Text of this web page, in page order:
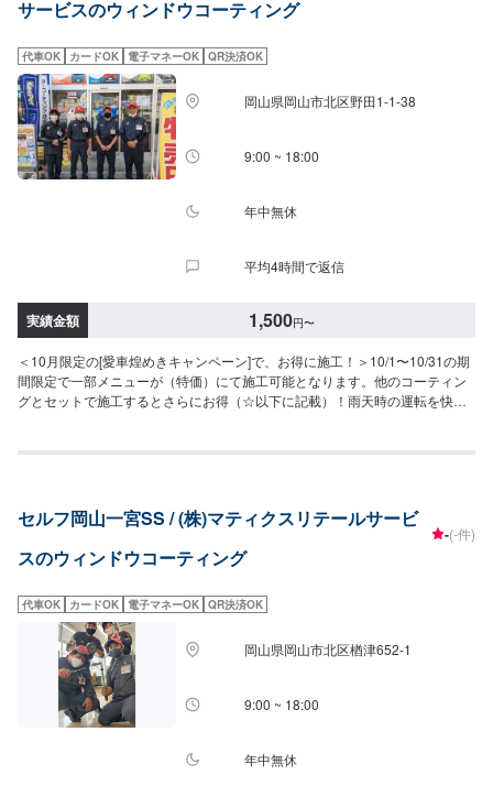
膜取り】（施工時間：10分〜）走行中に視界をさえぎるギラギラの油膜を特
2,000円［全面（サンルーフ含む）］SS／S／M：4,700円L／LL：5,800円
XL：6,500円【窓ガラスの”ウロコ”取り】（施工時間：30分〜）専用ケミカル
と道具でウロコをキレイに除去します。サイド：6,000円フロント・リア・ル
ーフ：12,000円※１枚あたりの価格です【バイザーコーティング】バイザー
部分の輝きが増し、水あかの付着を防ぎます。１枚あたり1,000円☆---10月
限定価格一覧---☆◎各メニュー特別価格（税込）◎[レンズ]・・・10月中の特
別価格＜A＞ヘッドライトクリーン＆プロテクト8,500円▶︎6,900円＜B＞レン
除く：11,000円▶︎9,200円[ガラス]・・・上記価格＜C＞超撥水ガラスコーテ
10,400円▶︎8,800円15インチ〜：11,800円〜▶︎9,800円《一覧の作業をまとめ
ー（＜A＞または＜B＞）を軸に下記の通りにコースが分かれています。⚪︎ガ
ーネット＜A＞＋＜D＞＋＜E＞軽四：26,900円▶︎22,000円軽四以外：29,100
円軽四以外：24,100円〜▶︎19,500円⚪︎トパーズ＜A＞＋＜D＞軽四：16,500
円▶︎13,500円軽四以外：17,300円〜▶︎14,000円⚪︎ルビー＜A＞＋＜C＞軽
四：12,100円▶︎9,800円軽四以外：12,300円〜▶︎9,900円⚪︎サファイア＜B＞
円⚪︎アクアマリン＜B＞＋＜C＞＋＜E＞軽四：23,600円▶︎19,000円軽四以
四：13,200円▶︎10,800円軽四以外：14,900円〜▶︎11,800円
サービスのウィンドウコーティング
代車OK カードOK 電子マネーOK QR決済OK
岡山県岡山市北区野田1-1-38
9:00 ~ 18:00
年中無休
平均4時間で返信
実績金額 1,500円〜
＜10月限定の[愛車煌めきキャンペーン]で、お得に施工！＞10/1〜10/31の期
間限定で一部メニューが（特価）にて施工可能となります。他のコーティン
グとセットで施工するとさらにお得（☆以下に記載）！雨天時の運転を快適
ロント］軽四：3,600円▶︎（特価）3,100円軽四除く：3,800円▶︎（特価）
お手軽価格で強力な撥水効果を得られます。［フロント］全車種：1,500円
［全面（サンルーフ含む）］SS／S／M：3,900円L／LL／XL：4,500円【油
膜取り】（施工時間：10分〜）走行中に視界をさえぎるギラギラの油膜を除
（サンルーフ含む）］SS／S／M：4,700円L／LL：5,800円XL：6,500円【窓
ガラスの”ウロコ”取り】（施工時間：30分〜）ウロコををキレイに除去しま
す。サイド：6,000円フロント・リア・ルーフ：12,000円※１枚あたりの価格
です【バイザーコーティング】バイザー部分の輝きが増し、水あかの付着を
防ぎます。１枚あたり1,000円☆---10月限定価格一覧---☆◎各メニュー特別
価格（税込）◎[レンズ]・・・10月中の特別価格＜A＞ヘッドライトクリーン
＆プロテクト8,500円▶︎6,900円＜B＞レンズコーティング＋ヘッドライトク
ス]・・・上記価格＜C＞超撥水ガラスコーティング（フロント）＜D＞超撥
セルフ岡山一宮SS / (株)マティクスリテールサービ
スのウィンドウコーティング
-(-件)
代車OK カードOK 電子マネーOK QR決済OK
岡山県岡山市北区楢津652-1
9:00 ~ 18:00
年中無休